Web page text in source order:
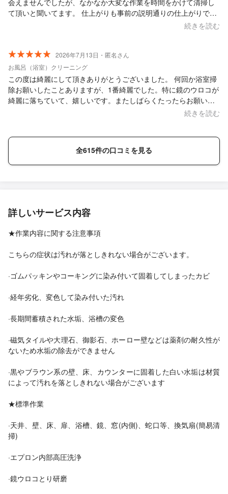
会えませんでしたが、なかなか大変な作業を時間をかけて清掃し
て頂いと聞いてます。 仕上がりも事前の説明通りの仕上がりで満
足しています。 本当に有り難うござました！ また機会があればお
続きを読む
2026年7月13日・匿名さん
お風呂（浴室）クリーニング
この度は綺麗にして頂きありがとうございました。 何回か浴室掃
除お願いしたことありますが、1番綺麗でした。特に鏡のウロコが
綺麗に落ちていて、嬉しいです。またしばらくたったらお願いし
続きを読む
全615件の口コミを見る
詳しいサービス内容
★作業内容に関する注意事項
こちらの症状は汚れが落としきれない場合がございます。
·ゴムパッキンやコーキングに染み付いて固着してしまったカビ
·経年劣化、変色して染み付いた汚れ
·長期間蓄積された水垢、浴槽の変色
·磁気タイルや大理石、御影石、ホーロー壁などは薬剤の耐久性が
ないため水垢の除去ができません
·黒やブラウン系の壁、床、カウンターに固着した白い水垢は材質
によって汚れを落としきれない場合がございます
★標準作業
·天井、壁、床、扉、浴槽、鏡、窓(内側)、蛇口等、換気扇(簡易清
掃)
·エプロン内部高圧洗浄
·鏡ウロコとり研磨